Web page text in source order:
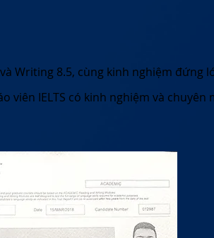
Writing 8.5, cùng kinh nghiệm đứng
viên IELTS có kinh nghiệm và chuyên